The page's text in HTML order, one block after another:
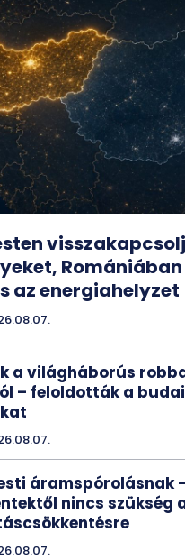
az energiahelyzet
a világháborús
– feloldották a budai
áramspórolásnak
nincs szükség